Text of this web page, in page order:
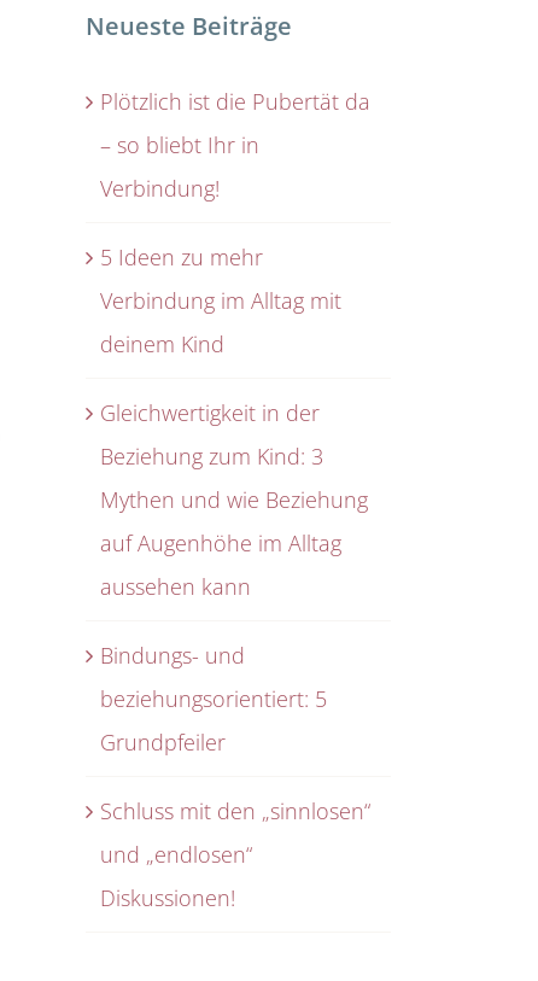
Neueste Beiträge
Plötzlich ist die Pubertät da
– so bliebt Ihr in
Verbindung!
5 Ideen zu mehr
Verbindung im Alltag mit
deinem Kind
Gleichwertigkeit in der
Beziehung zum Kind: 3
Mythen und wie Beziehung
auf Augenhöhe im Alltag
aussehen kann
Bindungs- und
beziehungsorientiert: 5
Grundpfeiler
Schluss mit den „sinnlosen“
und „endlosen“
Diskussionen!